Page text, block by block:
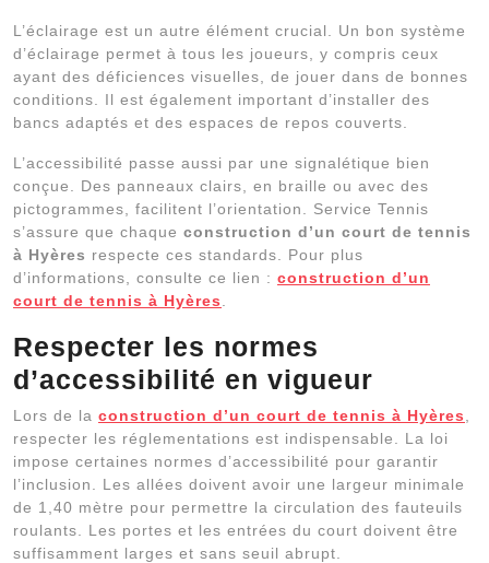
L’éclairage est un autre élément crucial. Un bon système
d’éclairage permet à tous les joueurs, y compris ceux
ayant des déficiences visuelles, de jouer dans de bonnes
conditions. Il est également important d’installer des
bancs adaptés et des espaces de repos couverts.
L’accessibilité passe aussi par une signalétique bien
conçue. Des panneaux clairs, en braille ou avec des
pictogrammes, facilitent l’orientation. Service Tennis
s’assure que chaque construction d’un court de tennis
à Hyères respecte ces standards. Pour plus
d’informations, consulte ce lien : construction d’un
court de tennis à Hyères
Respecter les normes
d’accessibilité en vigueur
Lors de la construction d’un court de tennis à Hyères
respecter les réglementations est indispensable. La loi
impose certaines normes d’accessibilité pour garantir
l’inclusion. Les allées doivent avoir une largeur minimale
de 1,40 mètre pour permettre la circulation des fauteuils
roulants. Les portes et les entrées du court doivent être
suffisamment larges et sans seuil abrupt.